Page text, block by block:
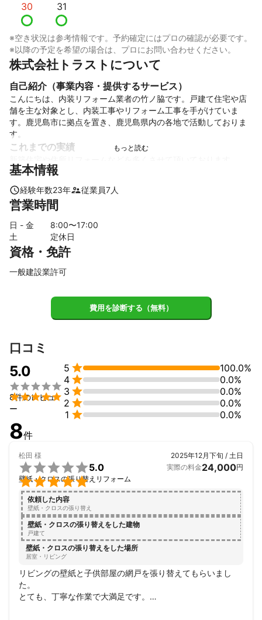
30 31
※空き状況は参考情報です。予約確定にはプロの確認が必要です。
※以降の予定を希望の場合は、プロにお問い合わせください。
株式会社トラストについて
自己紹介（事業内容・提供するサービス）
こんにちは、内装リフォーム業者の竹ノ脇です。戸建て住宅や店
舗を主な対象とし、内装工事やリフォーム工事を手がけていま
す。鹿児島市に拠点を置き、鹿児島県内の各地で活動しておりま
す。
これまでの実績
アピールポイント
株式会社トラストでは「仕上がりの美しさ」を合言葉に日々精進
しております。
見えない部分にも全力を尽くし、喜んでいただける施工を実現す
ること。それが私たち株式会社トラストの信念です。
基本情報
経験年数23年 従業員7人
営業時間
日 - 金 8:00〜17:00
土
定休日
資格・免許
一般建設業許可
費用を診断する（無料）
口コミ
5.0


8件のレビュ
ー
5 
100.0%
4 
0.0%
3 
0.0%
2 
0.0%
1  0.0%
8件
松田 様


5.0
壁紙・クロスの張り替えリフォーム
2025年12月下旬 / 土日
実際の料金24,000円
依頼した内容
壁紙・クロスの張り替え
壁紙・クロスの張り替えをした建物
戸建て
壁紙・クロスの張り替えをした場所
居室・リビング
リビングの壁紙と子供部屋の網戸を張り替えてもらいまし
た。
とても、丁寧な作業で大満足です。